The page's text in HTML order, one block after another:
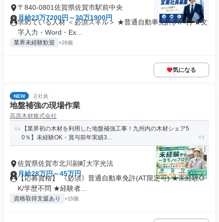
〒840-0801佐賀県佐賀市駅前中央
月給23万7200円～30万1900円
求めている人材 ＜必須スキル＞ ★普通自動車免許(AT可) ★文
字入力・Word・Ex...
業界未経験歓迎 +26個
気になる
NEW 正社員
地盤補強の現場作業
高原木材株式会社
【業界初の木材を利用した地盤補強工事！九州内の木材シェア5
0％】未経験OK・賞与前年実績3...
佐賀県佐賀市北川副町大字光法
月給28万円～45万円
【応募資格】 《必須》普通自動車免許(AT限定可) ★未経験O
K/学歴不問 ★経験者...
資格取得支援あり +15個